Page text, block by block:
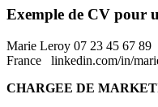
Exemple de CV pour
Marie Leroy 07 23 45 67 89
France linkedin.com/in/
CHARGEE DE